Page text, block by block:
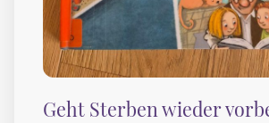
Geht Sterben wieder